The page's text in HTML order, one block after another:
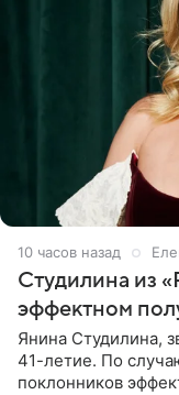
10 часов назад
Студилина из
эффектном
Янина Студилина,
41-летие. По
поклонников